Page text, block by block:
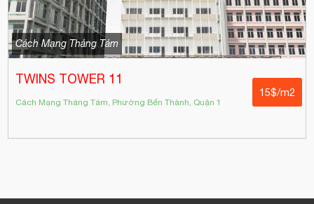
Cách Mạng Tháng Tám
TWINS TOWER 11
Cách Mạng Tháng Tám, Phường Bến Thành, Quận 1
15$/m2